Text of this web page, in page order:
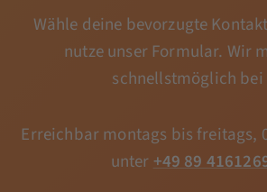
Wähle deine bevorzugte
nutze unser Formular. Wir
schnellstmöglich bei
Erreichbar montags bis freitags,
unter+49 89